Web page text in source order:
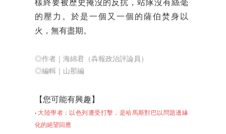
樣終要被歷史掩沒的反抗，站隊沒有絲毫
的壓力。於是一個又一個的薩伯焚身以
火，無有盡期。
◎作者｜海綿君 （犇報政治評論員）
◎編輯｜山那編
【您可能有興趣】
‧大陸學者：以色列遭受打擊，是哈馬斯對巴以問題邊緣
化的絕望回應